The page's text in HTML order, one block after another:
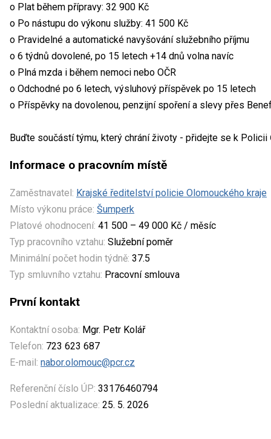
o Plat během přípravy: 32 900 Kč
o Po nástupu do výkonu služby: 41 500 Kč
o Pravidelné a automatické navyšování služebního příjmu
o 6 týdnů dovolené, po 15 letech +14 dnů volna navíc
o Plná mzda i během nemoci nebo OČR
o Odchodné po 6 letech, výsluhový příspěvek po 15 letech
o Příspěvky na dovolenou, penzijní spoření a slevy přes
Buďte součástí týmu, který chrání životy - přidejte se k Policii
Informace o pracovním místě
Zaměstnavatel: Krajské ředitelství policie Olomouckého kraje
Místo výkonu práce: Šumperk
Platové ohodnocení: 41 500 – 49 000 Kč / měsíc
Typ pracovního vztahu: Služební poměr
Minimální počet hodin týdně: 37.5
Typ smluvního vztahu: Pracovní smlouva
První kontakt
Kontaktní osoba: Mgr. Petr Kolář
Telefon: 723 623 687
E-mail: nabor.olomouc@pcr.cz
Referenční číslo ÚP: 33176460794
Poslední aktualizace: 25. 5. 2026